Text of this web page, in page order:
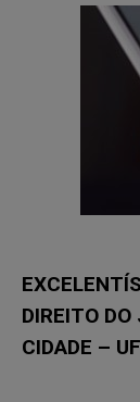
DIREITO
CIDADE – UF